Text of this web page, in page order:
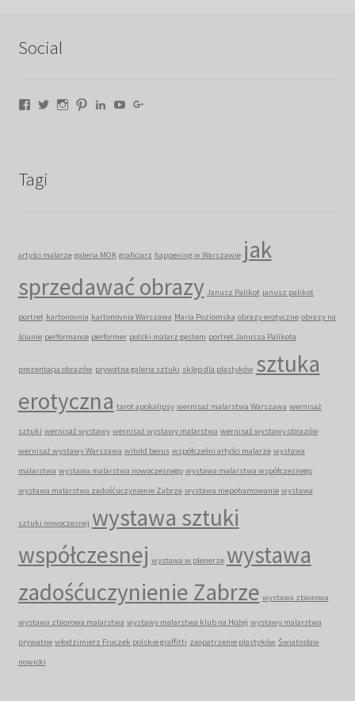
Social
Facebook
TwitterInstagram
PinterestLinkedIn
YouTube
Tagi
artyści malarze galeria MOK graficiarz happening w Warszawie jak
sprzedawać obrazy Janusz Palikot janusz palikot
portret kartonovnia kartonovnia Warszawa Maria Poziomska obrazy erotyczne obrazy na
ścianie performance performer polski malarz gestem portret Janusza Palikota
prezentacja obrazów prywatna galeria sztuki sklep dla plastyków sztuka
erotyczna tarot apokalipsy wernisaż malarstwa Warszawa wernisaż
sztuki wernisaż wystawy wernisaż wystawy malarstwa wernisaż wystawy obrazów
wernisaż wystawy Warszawa witold berus współcześni artyści malarze wystawa
malarstwa wystawa malarstwa nowoczesnego wystawa malarstwa współczesnego
wystawa malarstwa zadośćuczynienie Zabrze wystawa niepohamowanie wystawa
sztuki nowoczesnej wystawa sztuki
współczesnej wystawa w plenerze wystawa
zadośćuczynienie Zabrze wystawa zbiorowa
wystawa zbiorowa malarstwa wystawy malarstwa klub na Hożej wystawy malarstwa
prywatne włodzimierz Fruczek polskie graffitti zaopatrzenie plastyków Światosław
nowicki